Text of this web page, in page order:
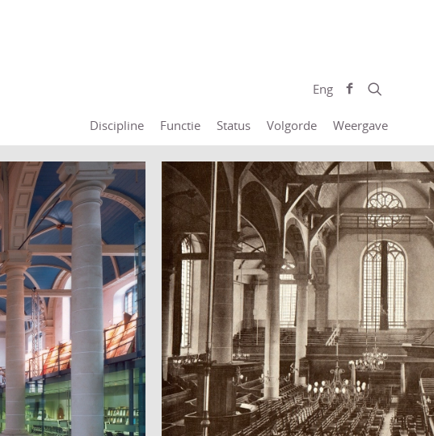
Eng
Discipline Functie Status Volgorde Weergave